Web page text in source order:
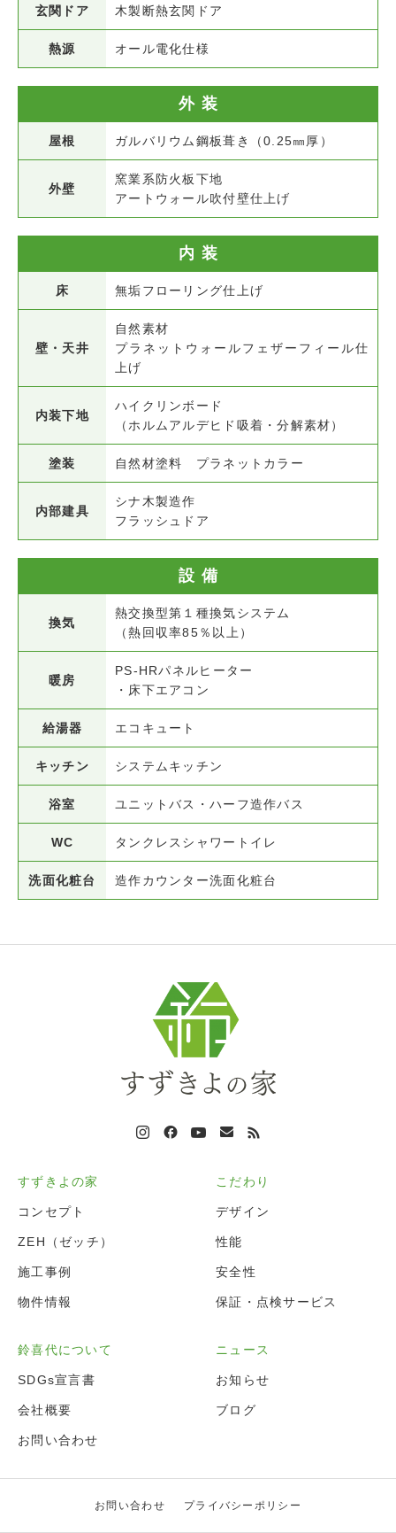
玄関ドア 木製断熱玄関ドア
熱源 オール電化仕様
外装
屋根 ガルバリウム鋼板葺き（0.25㎜厚）
外壁
窯業系防火板下地
アートウォール吹付壁仕上げ
内装
床 無垢フローリング仕上げ
壁・天井
自然素材
プラネットウォールフェザーフィール仕
上げ
内装下地
ハイクリンボード
（ホルムアルデヒド吸着・分解素材）
塗装 自然材塗料 プラネットカラー
内部建具
シナ木製造作
フラッシュドア
設備
換気
熱交換型第１種換気システム
（熱回収率85％以上）
暖房
PS-HRパネルヒーター
・床下エアコン
給湯器 エコキュート
キッチン システムキッチン
浴室 ユニットバス・ハーフ造作バス
WC タンクレスシャワートイレ
洗面化粧台 造作カウンター洗面化粧台
すずきよの家
コンセプト
ZEH（ゼッチ）
施工事例
物件情報
こだわり
デザイン
性能
安全性
保証・点検サービス
鈴喜代について
SDGs宣言書
会社概要
お問い合わせ
ニュース
お知らせ
ブログ
お問い合わせ プライバシーポリシー